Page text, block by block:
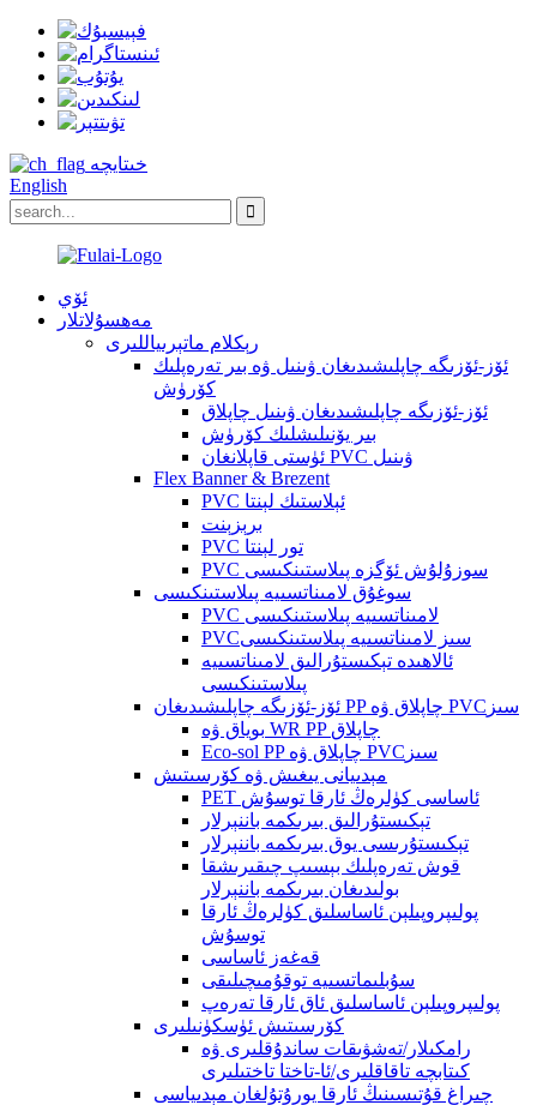
خىتايچە
English
ئۆي
مەھسۇلاتلار
رېكلام ماتېرىياللىرى
ئۆز-ئۆزىگە چاپلىشىدىغان ۋىنىل ۋە بىر تەرەپلىك
كۆرۈش
ئۆز-ئۆزىگە چاپلىشىدىغان ۋىنىل چاپلاق
بىر يۆنىلىشلىك كۆرۈش
ئۈستى قاپلانغان PVC ۋىنىل
Flex Banner & Brezent
PVC ئېلاستىك لېنتا
برېزېنت
PVC تور لېنتا
PVC سوزۇلۇش ئۆگزە پىلاستىنكىسى
سوغۇق لامىناتسىيە پىلاستىنكىسى
PVC لامىناتسىيە پىلاستىنكىسى
PVCسىز لامىناتسىيە پىلاستىنكىسى
ئالاھىدە تېكىستۇرالىق لامىناتسىيە
پىلاستىنكىسى
ئۆز-ئۆزىگە چاپلىشىدىغان PP چاپلاق ۋە PVCسىز
بوياق ۋە WR PP چاپلاق
Eco-sol PP چاپلاق ۋە PVCسىز
مېدىيانى يىغىش ۋە كۆرسىتىش
PET ئاساسى كۈلرەڭ ئارقا توسۇش
تېكىستۇرالىق بىرىكمە باننېرلار
تېكىستۇرىسى يوق بىرىكمە باننېرلار
قوش تەرەپلىك بېسىپ چىقىرىشقا
بولىدىغان بىرىكمە باننېرلار
پولىپروپىلېن ئاساسلىق كۈلرەڭ ئارقا
توسۇش
قەغەز ئاساسى
سۇبلىماتسىيە توقۇمىچىلىقى
پولىپروپىلېن ئاساسلىق ئاق ئارقا تەرەپ
كۆرسىتىش ئۈسكۈنىلىرى
رامكىلار/تەشۋىقات ساندۇقلىرى ۋە
كىتابچە تاقاقلىرى/ئا-تاختا تاختىلىرى
چىراغ قۇتىسىنىڭ ئارقا يورۇتۇلغان مېدىياسى